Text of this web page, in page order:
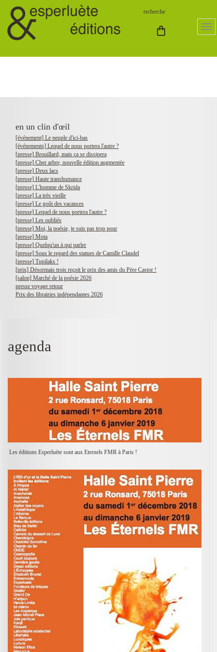
en un clin d'œil
[événement] Le peuple d'ici-bas
[événements] Lequel de nous portera l'autre ?
[presse] Brouillard, mais ça se dissipera
[presse] Cher arbre, nouvelle édition augmentée
[presse] Deux lacs
[presse] Haute transhumance
[presse] L'homme de Skrida
[presse] La très vieille
[presse] Le goût des vacances
[presse] Lequel de nous portera l'autre ?
[presse] Les oubliés
[presse] Moi, la poésie, je suis pas trop pour
[presse] Mota
[presse] Quelqu'un à qui parler
[presse] Sous le regard des statues de Camille Claudel
[presse] Tupilaks !
[prix] Désormais trois reçoit le prix des amis du Père Castor !
[salon] Marché de la poésie 2026
presse voyage retour
Prix des librairies indépendantes 2026
agenda
Les éditions Esperluète sont aux Eternels FMR à Paris !